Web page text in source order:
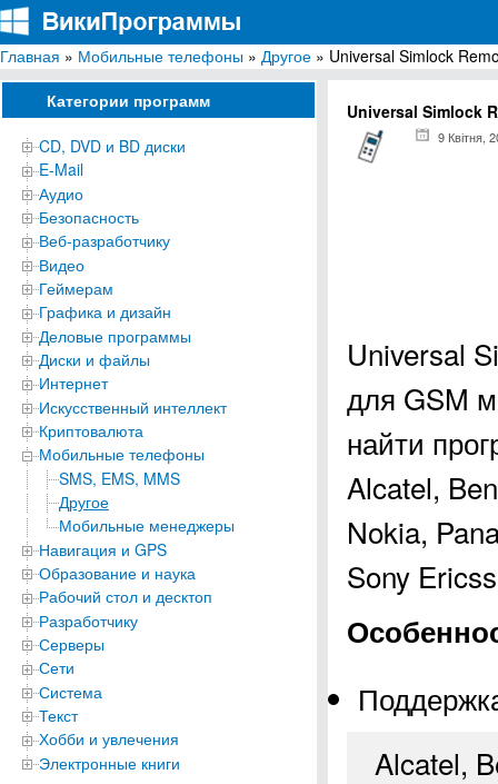
ВикиПрограммы
Энциклопедия бесплатных компьютерных программ для Windows
Главная » Мобильные телефоны » Другое » Universal Simlock
Категории программ
CD, DVD и BD диски
E-Mail
Аудио
Безопасность
Веб-разработчику
Видео
Геймерам
Графика и дизайн
Деловые программы
Диски и файлы
Интернет
Искусственный интеллект
Криптовалюта
Мобильные телефоны
SMS, EMS, MMS
Другое
Мобильные менеджеры
Навигация и GPS
Образование и наука
Рабочий стол и десктоп
Разработчику
Серверы
Сети
Система
Текст
Хобби и увлечения
Электронные книги
Universal Simlock
9 Квітня,
Universal
для GSM
найти
Alcatel,
Nokia,
Sony
Alcatel,